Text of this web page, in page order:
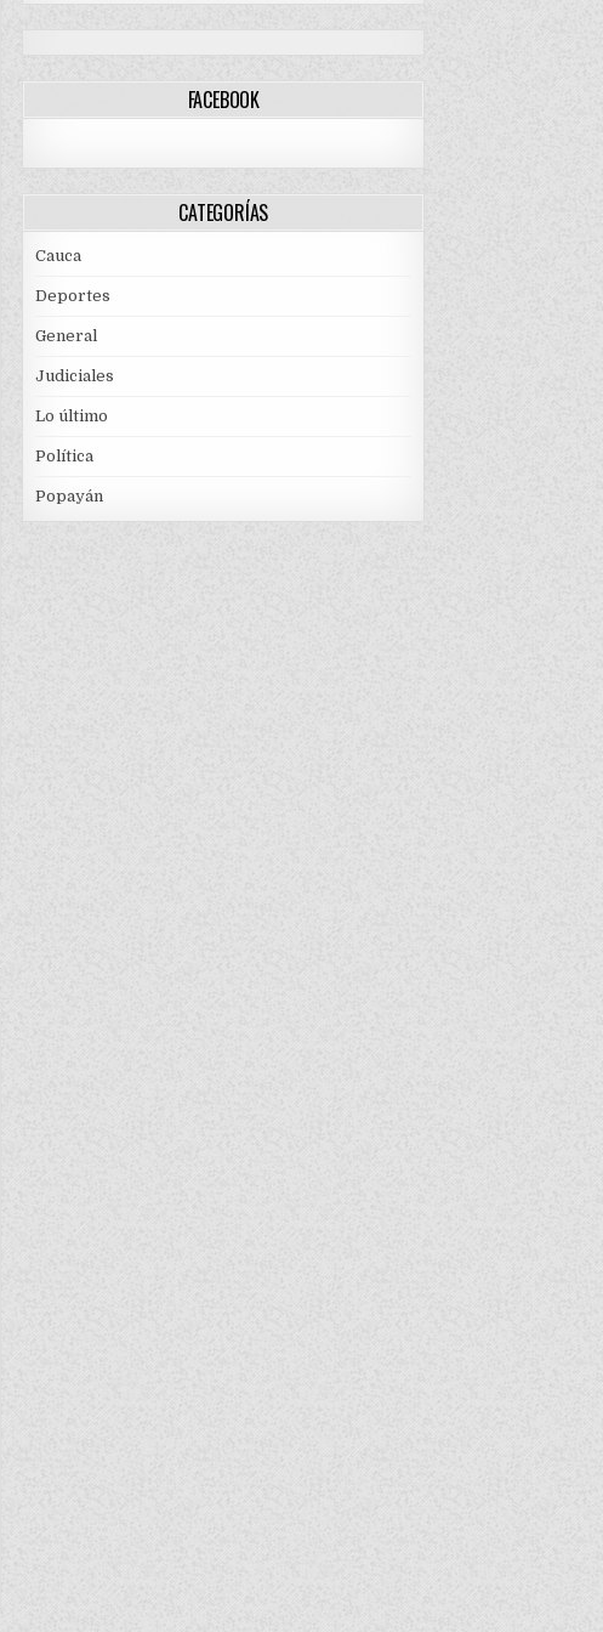
FACEBOOK
CATEGORÍAS
Cauca
Deportes
General
Judiciales
Lo último
Política
Popayán